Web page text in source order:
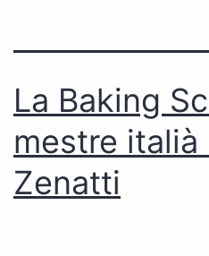
La Baking
mestre italià
Zenatti